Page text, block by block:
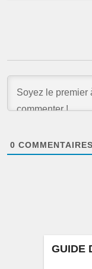
0 COMMENTAIRES
GUIDE